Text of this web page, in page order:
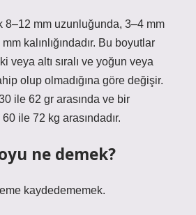
8–12 mm uzunluğunda, 3–4 mm
kalınlığındadır. Bu boyutlar
veya altı sıralı ve yoğun veya
olup olmadığına göre değişir.
ile 62 gr arasında ve bir
60 ile 72 kg arasındadır.
ne demek?
kaydedememek.